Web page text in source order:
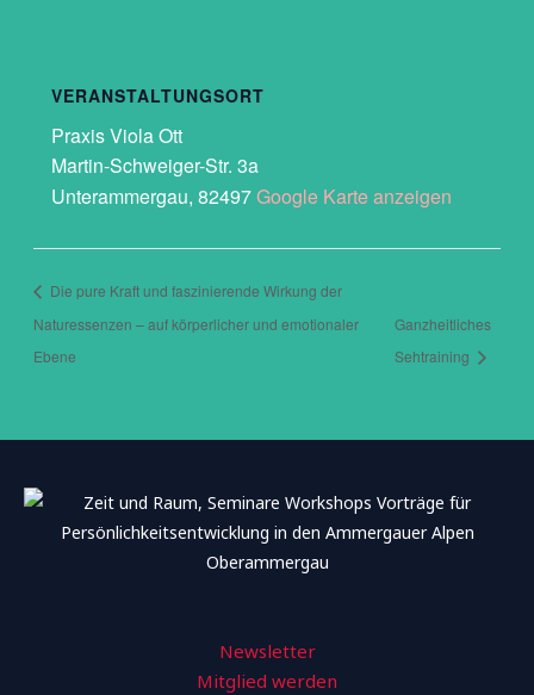
VERANSTALTUNGSORT
Praxis Viola Ott
Martin-Schweiger-Str. 3a
Unterammergau, 82497Google Karte anzeigen
Die pure Kraft und faszinierende Wirkung der
Naturessenzen – auf körperlicher und emotionaler
Ebene
Ganzheitliches
Sehtraining
Newsletter
Mitglied werden